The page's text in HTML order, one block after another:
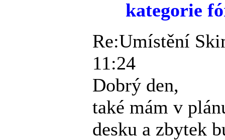
kategorie
Re:Umístění
11:24
Dobrý den,
také mám v
desku a zbytek